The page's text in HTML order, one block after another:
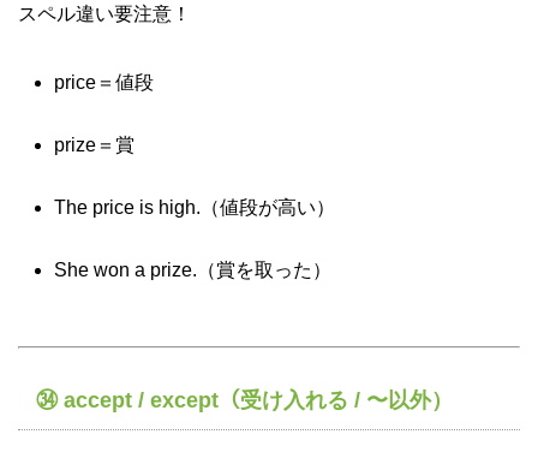
スペル違い要注意！
price＝値段
prize＝賞
The price is high.（値段が高い）
She won a prize.（賞を取った）
㉞ accept / except（受け入れる / 〜以外）